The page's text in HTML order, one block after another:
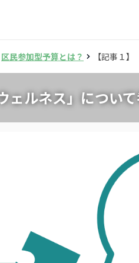
区民参加型予算とは？ 【記事１
ルネス」について